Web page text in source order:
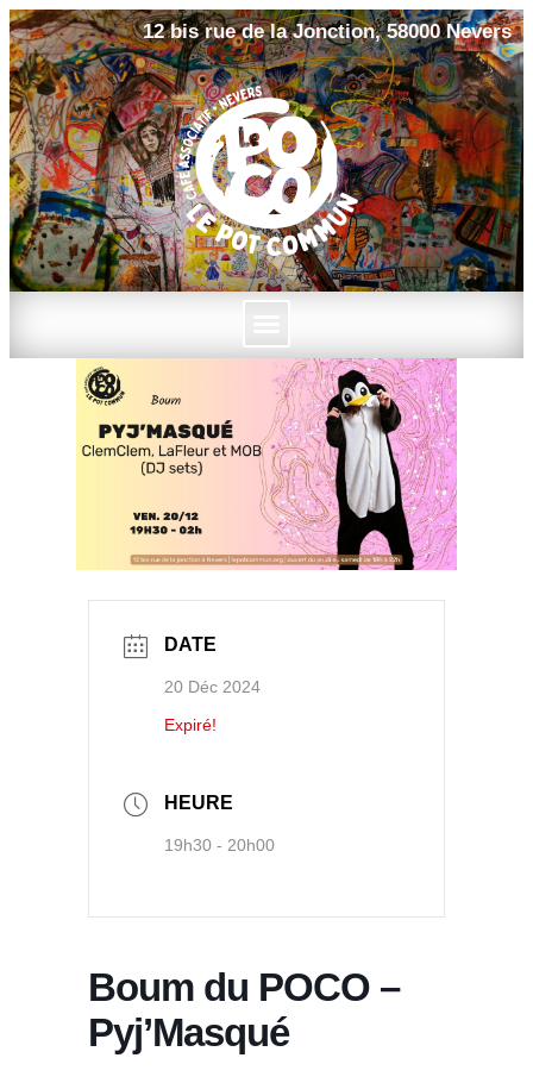
12 bis rue de la Jonction, 58000 Nevers
DATE
20 Déc 2024
Expiré!
HEURE
19h30 - 20h00
Boum du POCO –
Pyj’Masqué